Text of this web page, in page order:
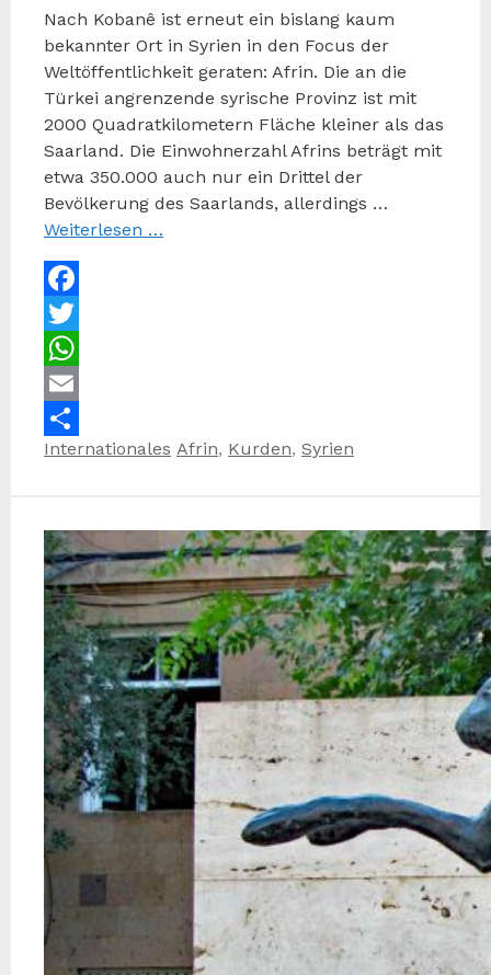
Nach Kobanê ist erneut ein bislang kaum
bekannter Ort in Syrien in den Focus der
Weltöffentlichkeit geraten: Afrin. Die an die
Türkei angrenzende syrische Provinz ist mit
2000 Quadratkilometern Fläche kleiner als das
Saarland. Die Einwohnerzahl Afrins beträgt mit
etwa 350.000 auch nur ein Drittel der
Bevölkerung des Saarlands, allerdings …
Weiterlesen …
Facebook
Twitter
WhatsApp
Email
Teilen
Kategorien
Internationales Schlagwörter
Afrin, Kurden, Syrien